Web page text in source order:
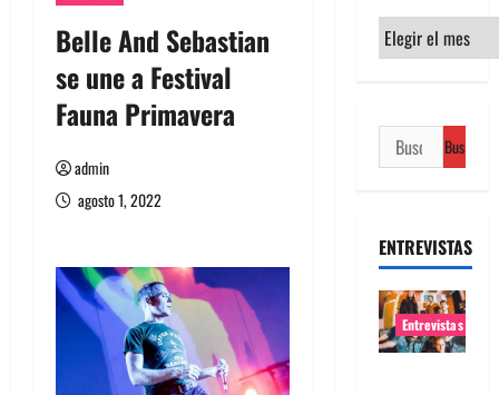
Belle And Sebastian
se une a Festival
Fauna Primavera
admin
agosto 1, 2022
Archivos
Buscar:
ENTREVISTAS
Entrevistas